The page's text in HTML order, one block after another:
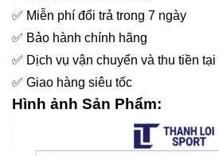
✅ Miễn phí đổi trả trong 7 ngày
✅ Bảo hành chính hãng
✅ Dịch vụ vận chuyển và thu tiền
✅ Giao hàng siêu tốc
Hình ảnh Sản Phẩm: